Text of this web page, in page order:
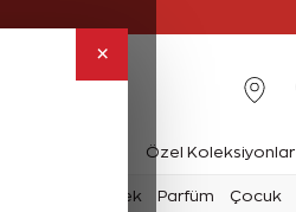
×
Yüzük Özel Koleksiyonlar
Erkek Parfüm Çocuk